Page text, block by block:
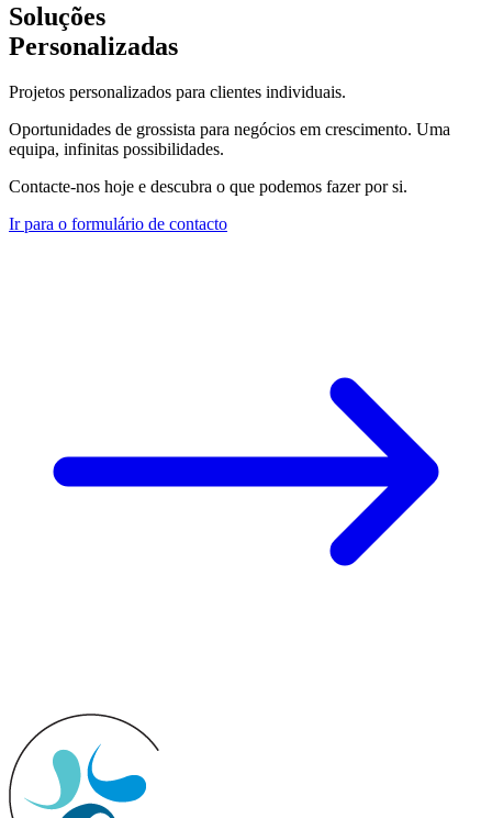
Soluções
Personalizadas
Projetos personalizados para clientes individuais.
Oportunidades de grossista para negócios em crescimento. Uma
equipa, infinitas possibilidades.
Contacte-nos hoje e descubra o que podemos fazer por si.
Ir para o formulário de contacto